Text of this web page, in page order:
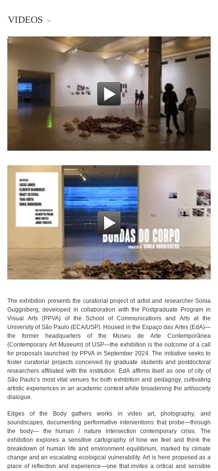
VIDEOS
The exhibition presents the curatorial project of artist and researcher Sonia
Guggisberg, developed in collaboration with the Postgraduate Program in
Visual Arts (PPVA) of the School of Communications and Arts at the
University of São Paulo (ECA/USP). Housed in the Espaço das Artes (EdA)—
the former headquarters of the Museu de Arte Contemporânea
(Contemporary Art Museum) of USP—the exhibition is the outcome of a call
for proposals launched by PPVA in September 2024. The initiative seeks to
foster curatorial projects conceived by graduate students and postdoctoral
researchers affiliated with the institution. EdA affirms itself as one of city of
São Paulo’s most vital venues for both exhibition and pedagogy, cultivating
artistic experiences in an academic context while broadening the art/society
dialogue.
Edges of the Body gathers works in video art, photography, and
soundscapes, documenting performative interventions that probe—through
the body— the human / nature intersection contemporary crisis. The
exhibition explores a sensitive cartography of how we feel and think the
breakdown of human life and environment equilibrium, marked by climate
change and an escalating ecological vulnerability. Art is here proposed as a
place of reflection and experience—one that invites a critical and sensible